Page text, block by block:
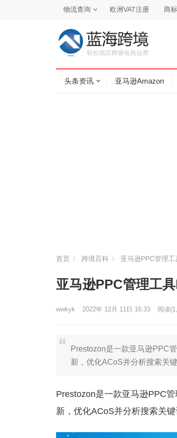
物流查询 欧洲VAT注册 商
头条资讯 亚马逊Amazon
首页 跨境百科 亚马逊PPC管理
亚马逊PPC管理工
wwkyk 2022年 12月 11日 16:33 阅读
Prestozon是一款亚马逊PPC
新，优化ACoS并分析搜索关
Prestozon是一款亚马逊PPC
新，优化ACoS并分析搜索关键